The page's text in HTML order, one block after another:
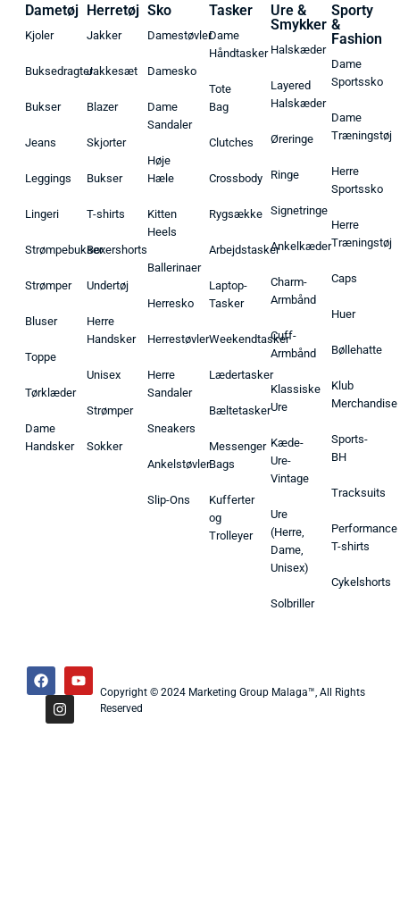
Dametøj
Kjoler
Buksedragter
Bukser
Jeans
Leggings
Lingeri
Strømpebukser
Strømper
Bluser
Toppe
Tørklæder
Dame
Handsker
Herretøj
Jakker
Jakkesæt
Blazer
Skjorter
Bukser
T-shirts
Boxershorts
Undertøj
Herre
Handsker
Unisex
Strømper
Sokker
Sko
Damestøvler
Damesko
Dame
Sandaler
Høje
Hæle
Kitten
Heels
Ballerinaer
Herresko
Herrestøvler
Herre
Sandaler
Sneakers
Ankelstøvler
Slip-Ons
Tasker
Dame
Håndtasker
Tote
Bag
Clutches
Crossbody
Rygsække
Arbejdstasker
Laptop-
Tasker
Weekendtasker
Lædertasker
Bæltetasker
Messenger
Bags
Kufferter
og
Trolleyer
Ure &
Smykker
Halskæder
Layered
Halskæder
Øreringe
Ringe
Signetringe
Ankelkæder
Charm-
Armbånd
Cuff-
Armbånd
Klassiske
Ure
Kæde-
Ure-
Vintage
Ure
(Herre,
Dame,
Unisex)
Solbriller
Sporty
&
Fashion
Dame
Sportssko
Dame
Træningstøj
Herre
Sportssko
Herre
Træningstøj
Caps
Huer
Bøllehatte
Klub
Merchandise
Sports-
BH
Tracksuits
Performance
T-shirts
Cykelshorts
Copyright © 2024 Marketing Group Malaga™, All Rights
Reserved